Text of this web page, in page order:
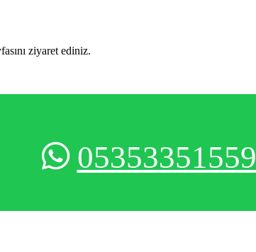
ziyaret ediniz.
05353351559